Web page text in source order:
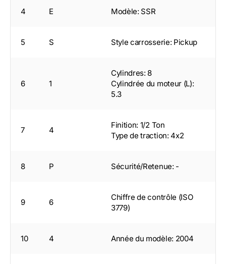
4 E Modèle: SSR
5 S Style carrosserie: Pickup
6 1
Cylindres: 8
Cylindrée du moteur (L):
5.3
7 4
Finition: 1/2 Ton
Type de traction: 4x2
8 P Sécurité/Retenue: -
9 6
Chiffre de contrôle (ISO
3779)
10 4 Année du modèle: 2004